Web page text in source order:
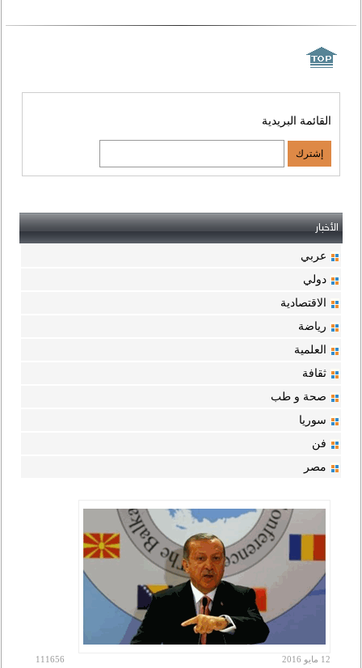
القائمة البريدية
الأخبار
عربي
دولي
الاقتصادية
رياضة
العلمية
ثقافة
صحة و طب
سوريا
فن
مصر
12 مايو 2016 111656